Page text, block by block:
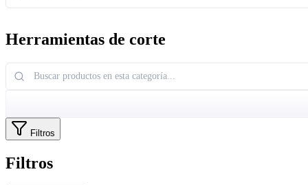
Herramientas de corte
Filtros
Filtros